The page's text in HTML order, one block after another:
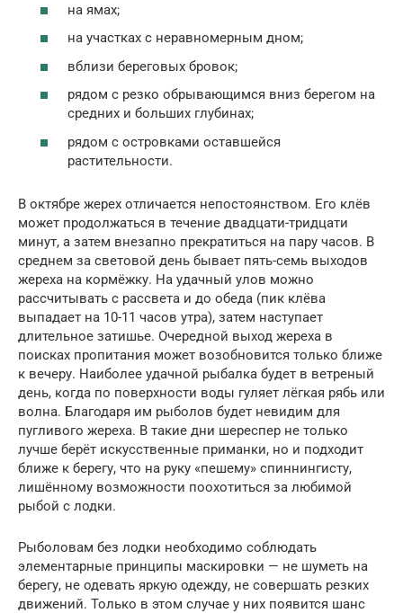
на ямах;
на участках с неравномерным дном;
вблизи береговых бровок;
рядом с резко обрывающимся вниз берегом на
средних и больших глубинах;
рядом с островками оставшейся
растительности.
В октябре жерех отличается непостоянством. Его клёв
может продолжаться в течение двадцати-тридцати
минут, а затем внезапно прекратиться на пару часов. В
среднем за световой день бывает пять-семь выходов
жереха на кормёжку. На удачный улов можно
рассчитывать с рассвета и до обеда (пик клёва
выпадает на 10-11 часов утра), затем наступает
длительное затишье. Очередной выход жереха в
поисках пропитания может возобновится только ближе
к вечеру. Наиболее удачной рыбалка будет в ветреный
день, когда по поверхности воды гуляет лёгкая рябь или
волна. Благодаря им рыболов будет невидим для
пугливого жереха. В такие дни шереспер не только
лучше берёт искусственные приманки, но и подходит
ближе к берегу, что на руку «пешему» спиннингисту,
лишённому возможности поохотиться за любимой
рыбой с лодки.
Рыболовам без лодки необходимо соблюдать
элементарные принципы маскировки — не шуметь на
берегу, не одевать яркую одежду, не совершать резких
движений. Только в этом случае у них появится шанс